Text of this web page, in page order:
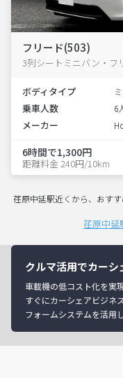
フリード(503)
3列シートミニバン・フ
ボディタイプ
乗車人数 6
メーカー
6時間で1,300円
距離料金 240円/10km
荏原中延駅近くから、おす
荏原中延
クルマ活用でカー
車載機の低コスト化を実現
すぐにカーシェアビジネ
フォームシステムを活用